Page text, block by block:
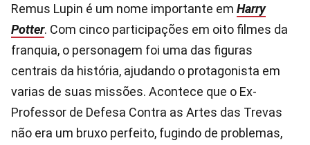
Remus Lupin é um nome importante em Harry
Potter. Com cinco participações em oito filmes da
franquia, o personagem foi uma das figuras
centrais da história, ajudando o protagonista em
varias de suas missões. Acontece que o Ex-
Professor de Defesa Contra as Artes das Trevas
não era um bruxo perfeito, fugindo de problemas,